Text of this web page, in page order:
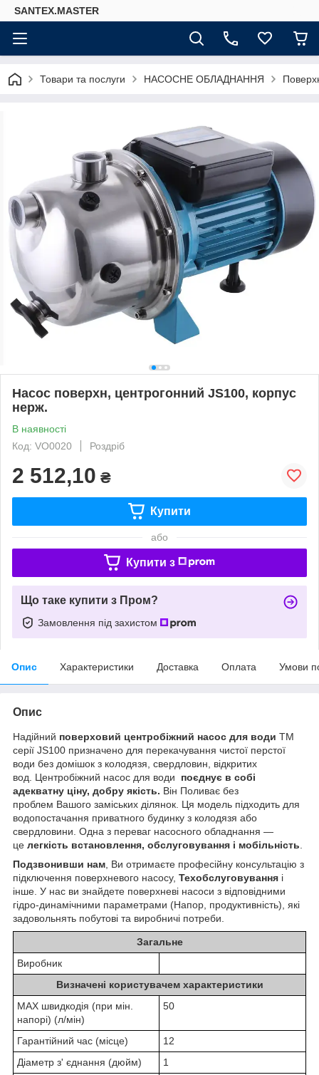
SANTEX.MASTER
Товари та послуги НАСОСНЕ ОБЛАДНАННЯ
Насос поверхн, центрогонний JS100, корпус
нерж.
В наявності
Код: VO0020
Роздріб
2 512,10 ₴
Купити
або
Купити з
Що таке купити з Пром?
Замовлення під захистом
Опис Характеристики Доставка Оплата Умови
Опис
Надійний поверховий центробіжний насос для води TM
серії JS100 призначено для перекачування чистої перстої
води без домішок з колодязя, свердловин, відкритих
вод. Центробіжний насос для води поєднує в собі
адекватну ціну, добру якість. Він Поливає без
проблем Вашого заміських ділянок. Ця модель підходить для
водопостачання приватного будинку з колодязя або
свердловини. Одна з переваг насосного обладнання —
це легкість встановлення, обслуговування і мобільність
Подзвонивши нам , Ви отримаєте професійну консультацію з
підключення поверхневого насосу, Техобслуговування і
інше. У нас ви знайдете поверхневі насоси з відповідними
гідро-динамічними параметрами (Напор, продуктивність), які
задовольнять побутові та виробничі потреби.
Загальне
Виробник
Визначені користувачем характеристики
MAX швидкодія (при мін.
напорі) (л/мін)
50
Гарантійний час (місце)
12
Діаметр з' єднання (дюйм)
1